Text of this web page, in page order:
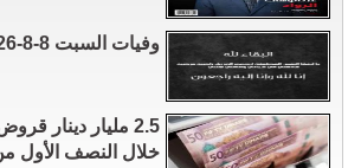
وفيات السبت 8-8-2026
2.5 مليار دينار
خلال النصف الأول من